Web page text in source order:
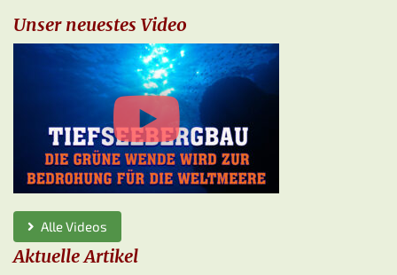
Unser neuestes Video
Alle Videos
Aktuelle Artikel